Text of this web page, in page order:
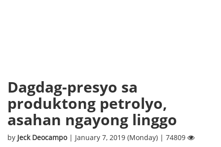
Dagdag-presyo sa
produktong petrolyo,
asahan ngayong linggo
by Jeck Deocampo | January 7, 2019 (Monday) | 74809